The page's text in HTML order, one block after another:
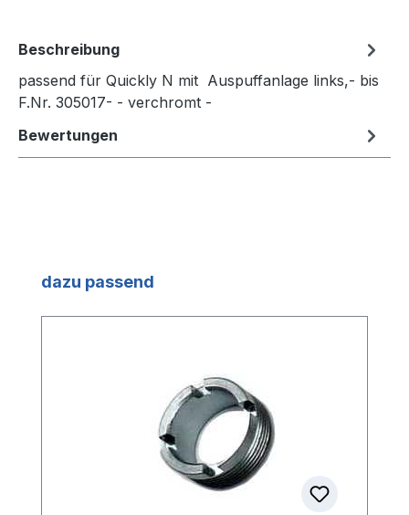
Beschreibung
passend für Quickly N mit Auspuffanlage links,- bis
F.Nr. 305017- - verchromt -
Bewertungen
Produktgalerie überspringen
dazu passend